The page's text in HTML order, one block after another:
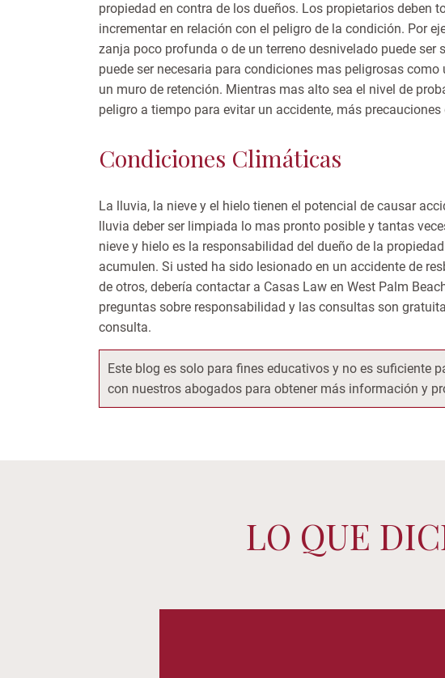
propiedad en contra de los dueños. Los propietarios deben
incrementar en relación con el peligro de la condición. Por
zanja poco profunda o de un terreno desnivelado puede ser
puede ser necesaria para condiciones mas peligrosas
un muro de retención. Mientras mas alto sea el nivel de
peligro a tiempo para evitar un accidente, más
Condiciones Climáticas
La lluvia, la nieve y el hielo tienen el potencial de causar
lluvia deber ser limpiada lo mas pronto posible y tantas
nieve y hielo es la responsabilidad del dueño de la
acumulen. Si usted ha sido lesionado en un accidente de
de otros, debería contactar a Casas Law en West Palm
preguntas sobre responsabilidad y las consultas son
consulta.
Este blog es solo para fines educativos y no es suficiente
con nuestros abogados para obtener más información y
LO QUE